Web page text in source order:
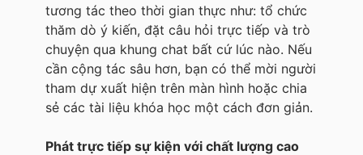
tương tác theo thời gian thực như: tổ chức
thăm dò ý kiến, đặt câu hỏi trực tiếp và trò
chuyện qua khung chat bất cứ lúc nào. Nếu
cần cộng tác sâu hơn, bạn có thể mời người
tham dự xuất hiện trên màn hình hoặc chia
sẻ các tài liệu khóa học một cách đơn giản.
Phát trực tiếp sự kiện với chất lượng cao